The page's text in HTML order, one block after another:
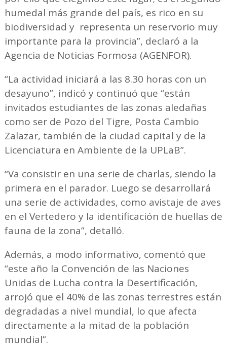
humedal más grande del país, es rico en su
biodiversidad y representa un reservorio muy
importante para la provincia”, declaró a la
Agencia de Noticias Formosa (AGENFOR).
“La actividad iniciará a las 8.30 horas con un
desayuno”, indicó y continuó que “están
invitados estudiantes de las zonas aledañas
como ser de Pozo del Tigre, Posta Cambio
Zalazar, también de la ciudad capital y de la
Licenciatura en Ambiente de la UPLaB”.
“Va consistir en una serie de charlas, siendo la
primera en el parador. Luego se desarrollará
una serie de actividades, como avistaje de aves
en el Vertedero y la identificación de huellas de
fauna de la zona”, detalló.
Además, a modo informativo, comentó que
“este año la Convención de las Naciones
Unidas de Lucha contra la Desertificación,
arrojó que el 40% de las zonas terrestres están
degradadas a nivel mundial, lo que afecta
directamente a la mitad de la población
mundial”.